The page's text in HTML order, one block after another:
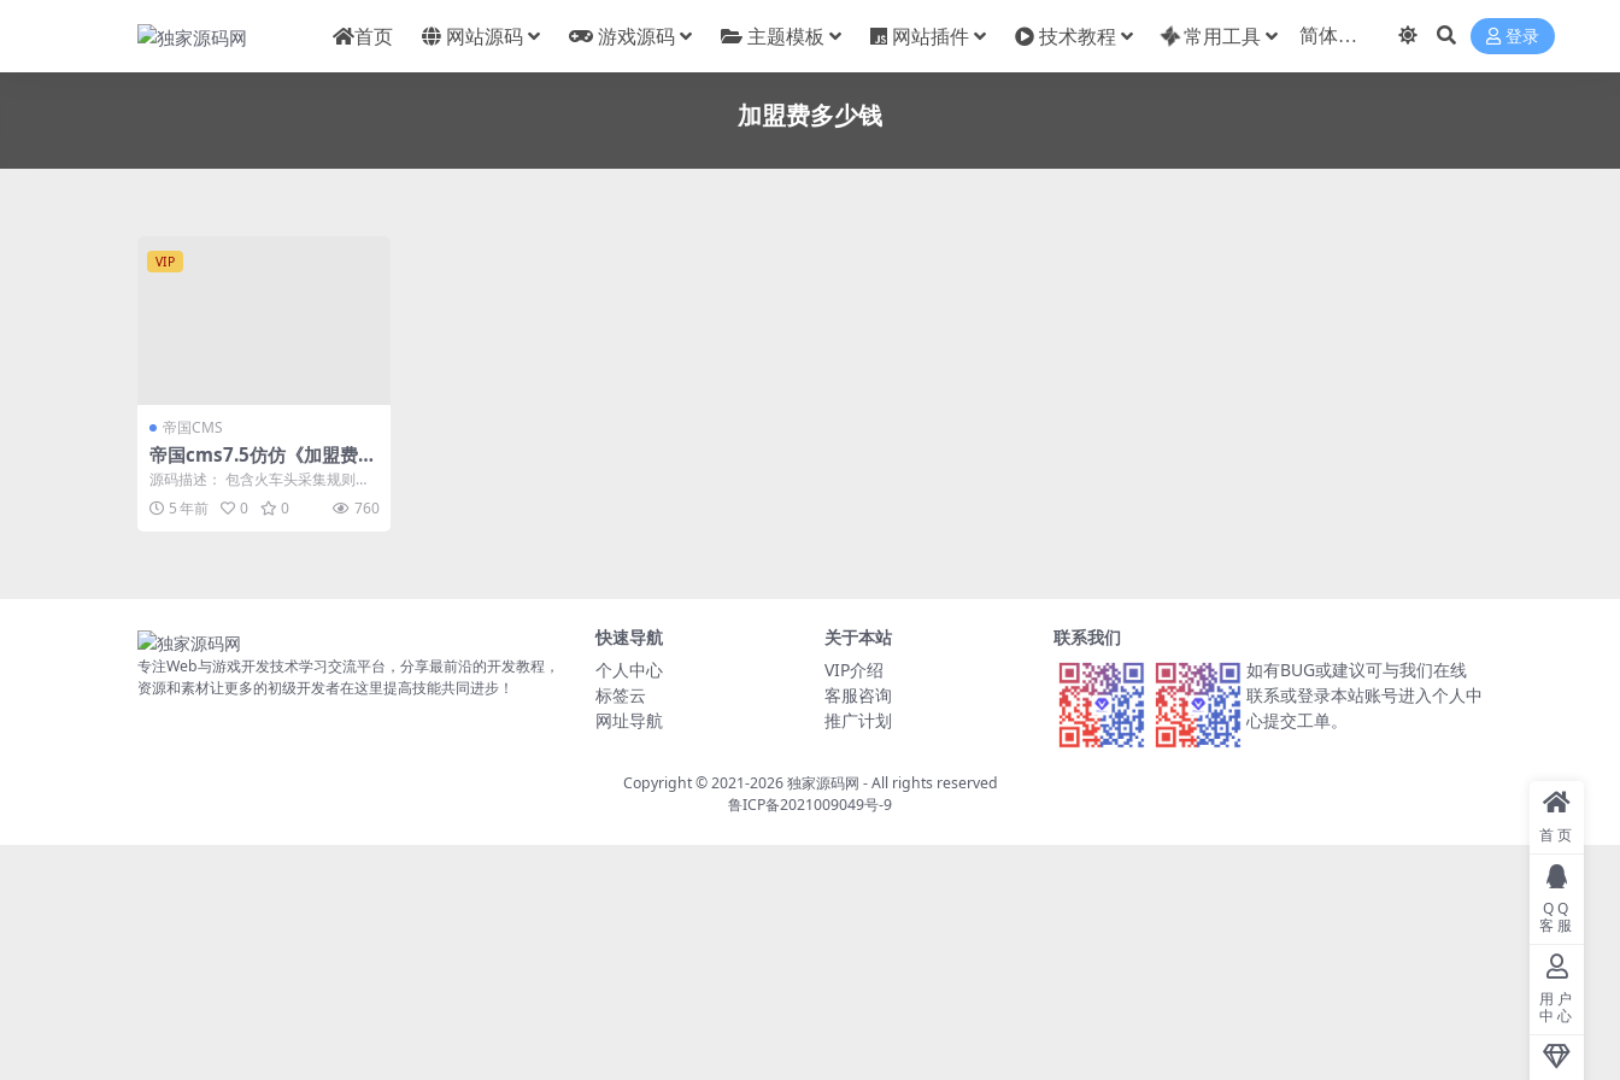
首页 网站源码 游戏源码 主题模板 网站插件 技术教程 常用工具 登录
加盟费多少钱
VIP
帝国CMS
帝国cms7.5仿仿《加盟费查
询网》源码 加盟费用资讯对
比查询网站模板 同步生成w
ap手机站带采集
源码描述： 包含火车头采集规则和
模块，采集目标站加盟费查询官
网。 源码描述： 加...
5 年前 0 0 760
专注Web与游戏开发技术学习交流平台，分享最前沿的开发教程，
资源和素材让更多的初级开发者在这里提高技能共同进步！
快速导航
个人中心
标签云
网址导航
关于本站
VIP介绍
客服咨询
推广计划
联系我们
如有BUG或建议可与我们在线
联系或登录本站账号进入个人中
心提交工单。
Copyright © 2021-2026独家源码网 - All rights reserved
鲁ICP备2021009049号-9
首页
QQ
客服
用户
中心